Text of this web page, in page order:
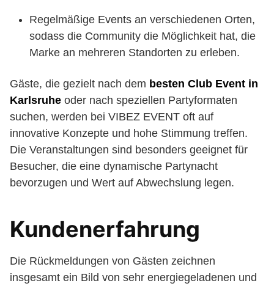
Regelmäßige Events an verschiedenen Orten,
sodass die Community die Möglichkeit hat, die
Marke an mehreren Standorten zu erleben.
Gäste, die gezielt nach dem besten Club Event in
Karlsruhe oder nach speziellen Partyformaten
suchen, werden bei VIBEZ EVENT oft auf
innovative Konzepte und hohe Stimmung treffen.
Die Veranstaltungen sind besonders geeignet für
Besucher, die eine dynamische Partynacht
bevorzugen und Wert auf Abwechslung legen.
Kundenerfahrung
Die Rückmeldungen von Gästen zeichnen
insgesamt ein Bild von sehr energiegeladenen und